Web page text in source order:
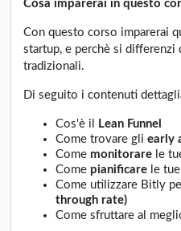
Cosa imparerai in questo
Con questo corso imparerai
startup, e perchè si differenzi
tradizionali.
Di seguito i contenuti
Cos'è il
Lean Funnel
Come trovare gliearly
Come monitorare le
Come pianificare le
Come utilizzare Bitly
through rate)
Come sfruttare al